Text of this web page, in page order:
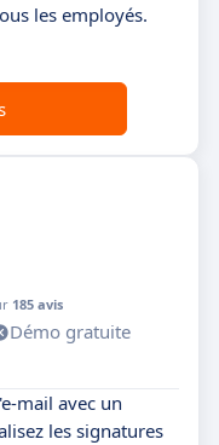
les employés.
185 avis
Démo gratuite
mail avec un
les signatures